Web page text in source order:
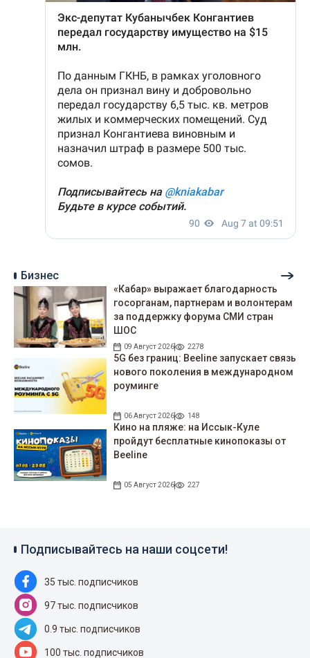
Бизнес
«Кабар» выражает благодарность
госорганам, партнерам и волонтерам
за поддержку форума СМИ стран
ШОС
09 Август 2026 2278
5G без границ: Beeline запускает связь
нового поколения в международном
роуминге
06 Август 2026 148
Кино на пляже: на Иссык-Куле
пройдут беcплатные кинопоказы от
Beeline
05 Август 2026 227
Подписывайтесь на наши соцсети!
35 тыс. подписчиков
97 тыс. подписчиков
0.9 тыс. подписчиков
100 тыс. подписчиков